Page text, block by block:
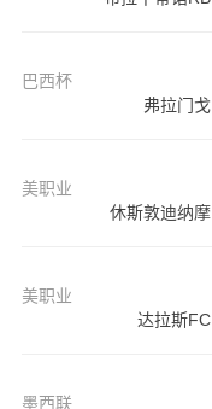
巴西杯
弗拉门戈
美职业
休斯敦迪纳摩
美职业
达拉斯FC
墨西联